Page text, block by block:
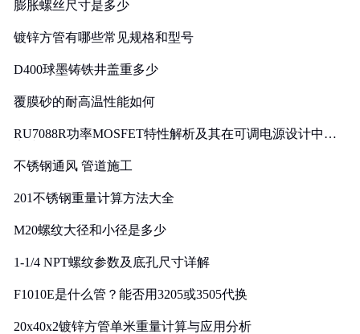
膨胀螺丝尺寸是多少
镀锌方管有哪些常见规格和型号
D400球墨铸铁井盖重多少
覆膜砂的耐高温性能如何
RU7088R功率MOSFET特性解析及其在可调电源设计中的
不锈钢通风 管道施工
201不锈钢重量计算方法大全
M20螺纹大径和小径是多少
1-1/4 NPT螺纹参数及底孔尺寸详解
F1010E是什么管？能否用3205或3505代换
20x40x2镀锌方管单米重量计算与应用分析